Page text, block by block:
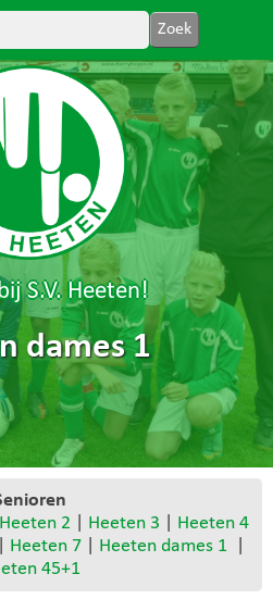
S.V. Heeten!
dames 1
Heeten 2 Heeten 3
Heeten 4
Heeten 7 Heeten dames 1
45+1